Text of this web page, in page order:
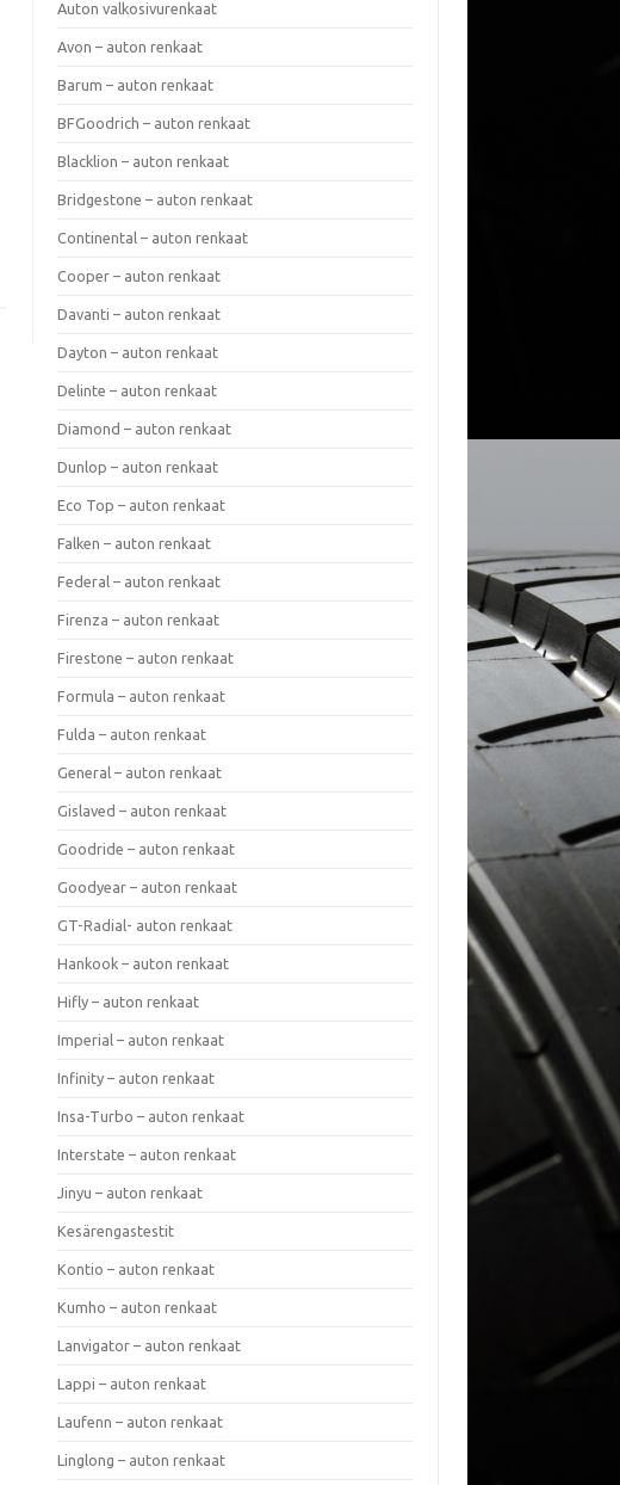
Auton valkosivurenkaat
Avon – auton renkaat
Barum – auton renkaat
BFGoodrich – auton renkaat
Blacklion – auton renkaat
Bridgestone – auton renkaat
Continental – auton renkaat
Cooper – auton renkaat
Davanti – auton renkaat
Dayton – auton renkaat
Delinte – auton renkaat
Diamond – auton renkaat
Dunlop – auton renkaat
Eco Top – auton renkaat
Falken – auton renkaat
Federal – auton renkaat
Firenza – auton renkaat
Firestone – auton renkaat
Formula – auton renkaat
Fulda – auton renkaat
General – auton renkaat
Gislaved – auton renkaat
Goodride – auton renkaat
Goodyear – auton renkaat
GT-Radial- auton renkaat
Hankook – auton renkaat
Hifly – auton renkaat
Imperial – auton renkaat
Infinity – auton renkaat
Insa-Turbo – auton renkaat
Interstate – auton renkaat
Jinyu – auton renkaat
Kesärengastestit
Kontio – auton renkaat
Kumho – auton renkaat
Lanvigator – auton renkaat
Lappi – auton renkaat
Laufenn – auton renkaat
Linglong – auton renkaat